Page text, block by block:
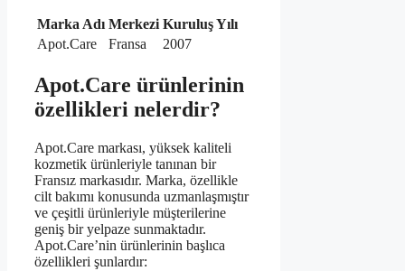
Marka Adı Merkezi Kuruluş Yılı
Apot.Care
Fransa 2007
Apot.Care ürünlerinin
özellikleri nelerdir?
Apot.Care markası, yüksek kaliteli
kozmetik ürünleriyle tanınan bir
Fransız markasıdır. Marka, özellikle
cilt bakımı konusunda uzmanlaşmıştır
ve çeşitli ürünleriyle müşterilerine
geniş bir yelpaze sunmaktadır.
Apot.Care’nin ürünlerinin başlıca
özellikleri şunlardır: